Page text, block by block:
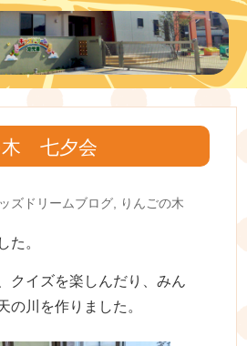
木 七夕会
ズドリームブログ, りんごの木
た。
クイズを楽しんだり、みん
の川を作りました。